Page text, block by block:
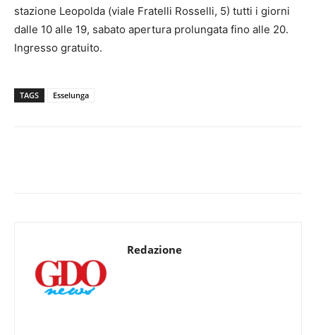
stazione Leopolda (viale Fratelli Rosselli, 5) tutti i giorni
dalle 10 alle 19, sabato apertura prolungata fino alle 20.
Ingresso gratuito.
TAGS Esselunga
Redazione